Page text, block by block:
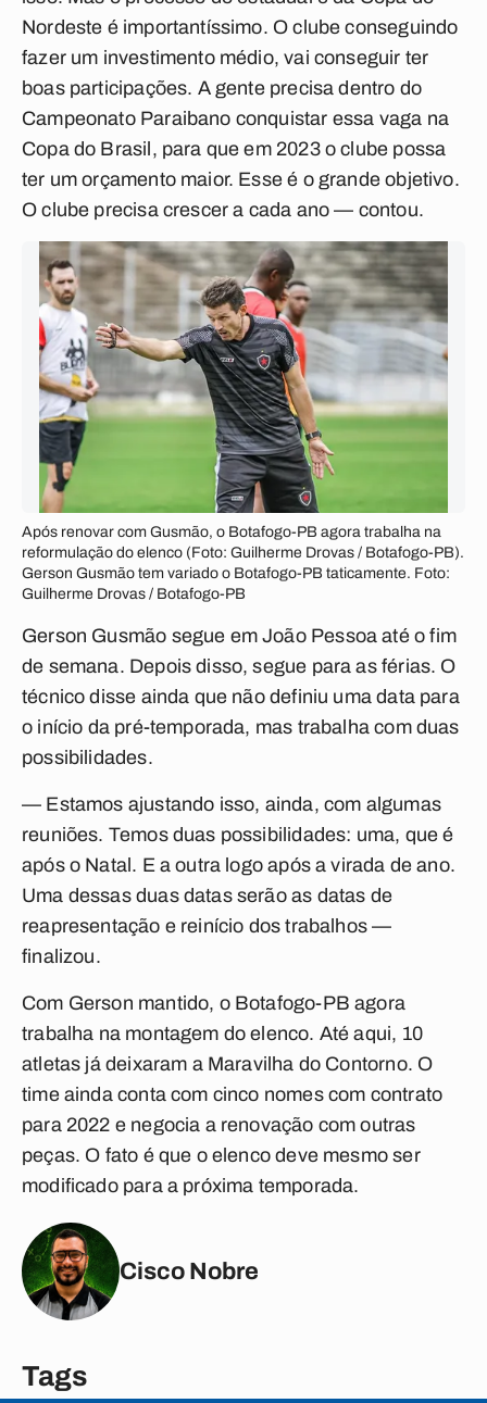
Nordeste é importantíssimo. O clube conseguindo
fazer um investimento médio, vai conseguir ter
boas participações. A gente precisa dentro do
Campeonato Paraibano conquistar essa vaga na
Copa do Brasil, para que em 2023 o clube possa
ter um orçamento maior. Esse é o grande objetivo.
O clube precisa crescer a cada ano — contou.
Após renovar com Gusmão, o Botafogo-PB agora trabalha na
reformulação do elenco (Foto: Guilherme Drovas / Botafogo-PB).
Gerson Gusmão tem variado o Botafogo-PB taticamente. Foto:
Guilherme Drovas / Botafogo-PB
Gerson Gusmão segue em João Pessoa até o fim
de semana. Depois disso, segue para as férias. O
técnico disse ainda que não definiu uma data para
o início da pré-temporada, mas trabalha com duas
possibilidades.
— Estamos ajustando isso, ainda, com algumas
reuniões. Temos duas possibilidades: uma, que é
após o Natal. E a outra logo após a virada de ano.
Uma dessas duas datas serão as datas de
reapresentação e reinício dos trabalhos —
finalizou.
Com Gerson mantido, o Botafogo-PB agora
trabalha na montagem do elenco. Até aqui, 10
atletas já deixaram a Maravilha do Contorno. O
time ainda conta com cinco nomes com contrato
para 2022 e negocia a renovação com outras
peças. O fato é que o elenco deve mesmo ser
modificado para a próxima temporada.
Cisco Nobre
Tags